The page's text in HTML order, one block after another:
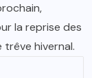
la reprise des
hivernal.